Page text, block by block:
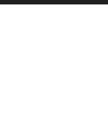
„Další významnou